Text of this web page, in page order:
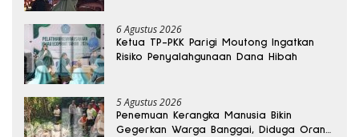
6 Agustus 2026
Ketua TP-PKK Parigi Moutong Ingatkan
Risiko Penyalahgunaan Dana Hibah
5 Agustus 2026
Penemuan Kerangka Manusia Bikin
Gegerkan Warga Banggai, Diduga Orang